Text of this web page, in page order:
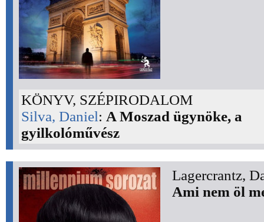
KÖNYV, SZÉPIRODALOM
Silva, Daniel: A Moszad ügynöke, a
gyilkolóművész
Lagercrantz,
Ami nem öl